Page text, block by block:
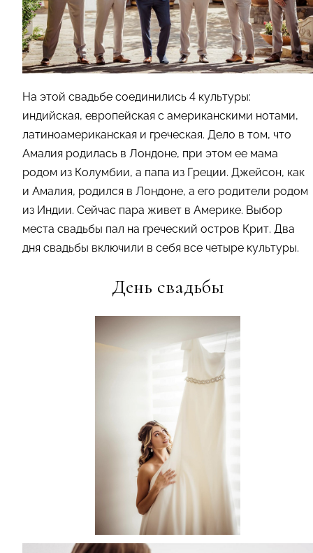
На этой свадьбе соединились 4 культуры:
индийская, европейская с американскими нотами,
латиноамериканская и греческая. Дело в том, что
Амалия родилась в Лондоне, при этом ее мама
родом из Колумбии, а папа из Греции. Джейсон, как
и Амалия, родился в Лондоне, а его родители родом
из Индии. Сейчас пара живет в Америке. Выбор
места свадьбы пал на греческий остров Крит. Два
дня свадьбы включили в себя все четыре культуры.
День свадьбы